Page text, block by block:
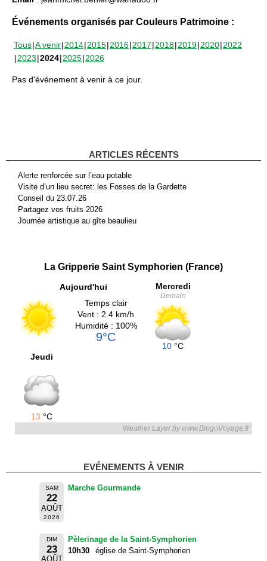
Événements organisés par Couleurs Patrimoine :
Tous A venir 2014 2015 2016 2017 2018 2019 2020 2022
2023 2024 2025 2026
Pas d'événement à venir à ce jour.
ARTICLES RÉCENTS
Alerte renforcée sur l’eau potable
Visite d’un lieu secret: les Fosses de la Gardette
Conseil du 23.07.26
Partagez vos fruits 2026
Journée artistique au gîte beaulieu
La Gripperie Saint Symphorien (France)
Aujourd'hui
Temps clair
Vent : 2.4 km/h
Humidité : 100%
9°C
Mercredi
Demain
10 °C
Jeudi
13 °C
Weather Layer by www.BlogoVoyage.fr
EVÉNEMENTS À VENIR
SAM
22
AOÛT
2026
Marche Gourmande
DIM
23
AOÛT
Pèlerinage de la Saint-Symphorien
10h30
église de Saint-Symphorien